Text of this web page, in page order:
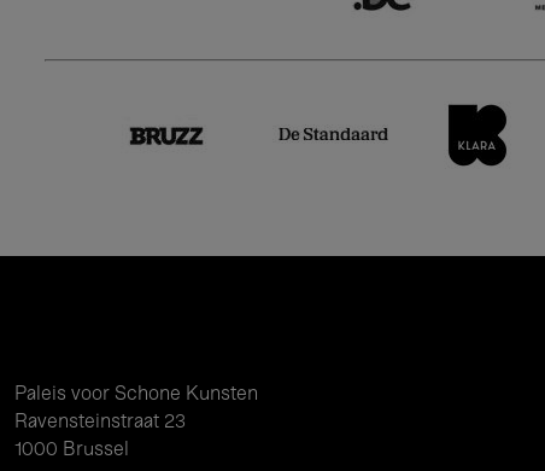
Paleis voor Schone Kunsten
Ravensteinstraat 23
1000 Brussel